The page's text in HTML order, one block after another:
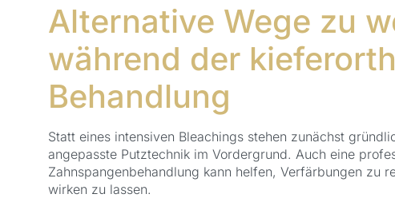
Alternative Wege zu
während der
Behandlung
Statt eines intensiven Bleachings stehen zunächst
angepasste Putztechnik im Vordergrund. Auch eine
Zahnspangenbehandlung kann helfen, Verfärbungen zu
wirken zu lassen.